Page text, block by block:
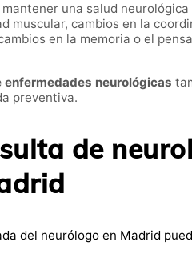
mantener una salud neurológica
muscular, cambios en la
en la memoria o el
neurológicas
preventiva.
de
del neurólogo en Madrid